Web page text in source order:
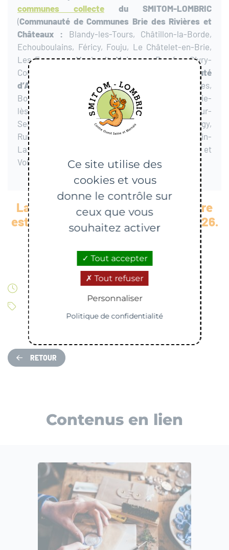
communes collecte du SMITOM-LOMBRIC
(Communauté de Communes Brie des Rivières et
Châteaux : Blandy-les-Tours, Châtillon-la-Borde,
Echouboulains, Féricy, Fouju, Le Châtelet-en-Brie,
Les Ecrennes, Machault, Moisenay, Pamfou, Sivry-
Courtry et Valence-en-Brie –
Communauté
d’Agglomération Melun Val de Seine :
Boissettes,
Boissise-la-Bertrand, Boissise-le-Roi, Dammarie-
lès-Lys, La Rochette, Le Mée-sur-Seine, Livry-sur-
Seine, Maincy, Melun, Montereau-sur-le-Jard, Pringy,
Rubelles, Saint-Fargeau-Ponthierry, Saint Germain-
Laxis, Seine-Port, Vaux-le-Pénil, Villiers-en-Bière et
Voisenon).
La période de validité de cette offre
est arrivée à échéance le 1
juin 2026.
Modifiée le 21/04/2026
Transition écologique
RETOUR
Contenus en lien
Ce site utilise des
cookies et vous
donne le contrôle sur
ceux que vous
souhaitez activer
Tout accepter
Tout refuser
Personnaliser
Politique de confidentialité